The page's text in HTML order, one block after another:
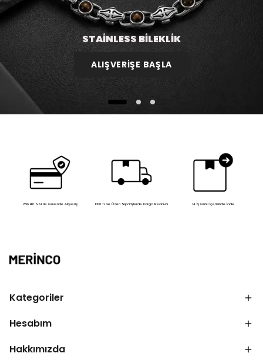
STAİNLESS BİLEKLİK
ALIŞVERİŞE BAŞLA
256 Bit SSL ile Güvende Alışveriş 1000 TL ve Üzeri Siparişlerde Kargo Bedava 14 İş Günü İçerisinde İade
Kategoriler
Hesabım
Hakkımızda